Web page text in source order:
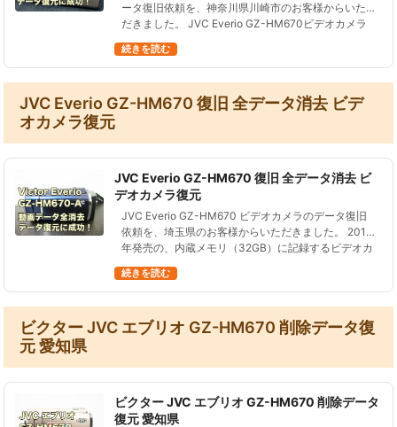
ータ復旧依頼を、神奈川県川崎市のお客様からいた
だきました。 JVC Everio GZ-HM670ビデオカメラ
続きを読む
JVC Everio GZ-HM670 復旧 全データ消去 ビデ
オカメラ復元
JVC Everio GZ-HM670 復旧 全データ消去 ビ
デオカメラ復元
JVC Everio GZ-HM670 ビデオカメラのデータ復旧
依頼を、埼玉県のお客様からいただきました。 2011
年発売の、内蔵メモリ（32GB）に記録するビデオカ
動させ…
続きを読む
ビクター JVC エブリオ GZ-HM670 削除データ復
元 愛知県
ビクター JVC エブリオ GZ-HM670 削除データ
復元 愛知県